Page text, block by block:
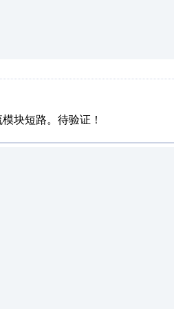
块短路。待验证！